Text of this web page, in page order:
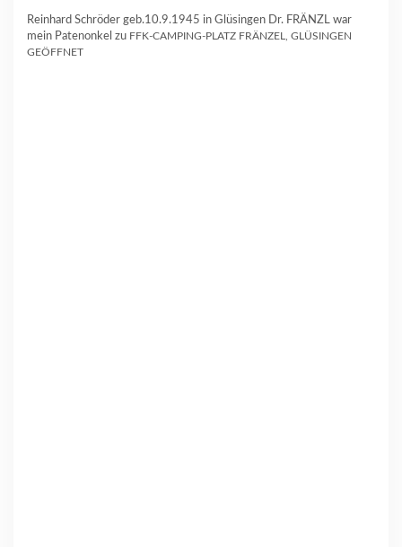
Reinhard Schröder geb.10.9.1945 in Glüsingen Dr. FRÄNZL war
mein Patenonkel zu FFK-CAMPING-PLATZ FRÄNZEL, GLÜSINGEN
GEÖFFNET